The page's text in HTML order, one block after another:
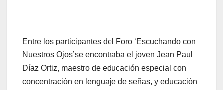
Entre los participantes del Foro ‘Escuchando con
Nuestros Ojos’se encontraba el joven Jean Paul
Díaz Ortiz, maestro de educación especial con
concentración en lenguaje de señas, y educación